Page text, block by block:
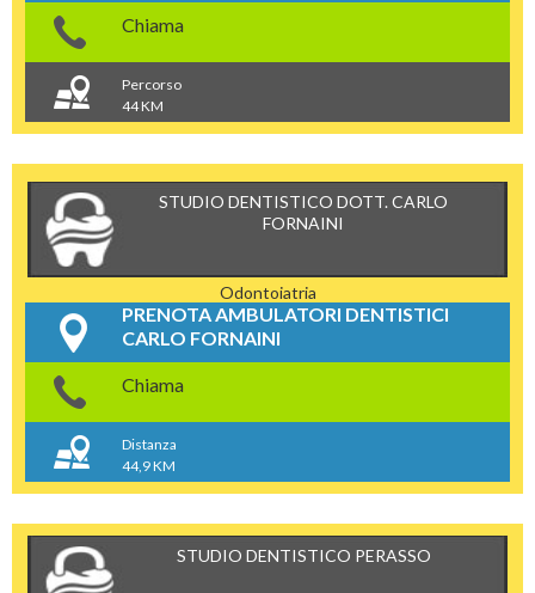
Chiama
Percorso
44 KM
STUDIO DENTISTICO DOTT. CARLO
FORNAINI
Odontoiatria
PRENOTA AMBULATORI DENTISTICI
CARLO FORNAINI
Chiama
Distanza
44,9 KM
STUDIO DENTISTICO PERASSO